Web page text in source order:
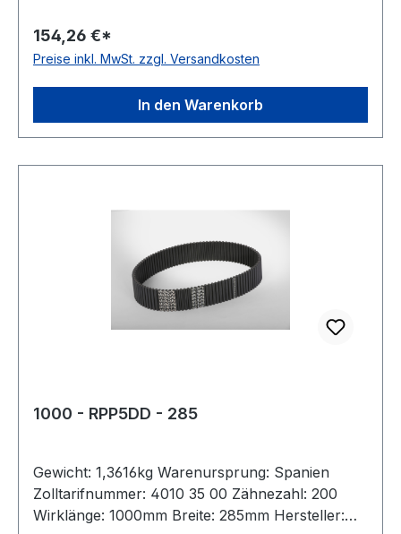
154,26 €*
Preise inkl. MwSt. zzgl. Versandkosten
In den Warenkorb
1000 - RPP5DD - 285
Gewicht: 1,3616kg Warenursprung: Spanien
Zolltarifnummer: 4010 35 00 Zähnezahl: 200
Wirklänge: 1000mm Breite: 285mm Hersteller: